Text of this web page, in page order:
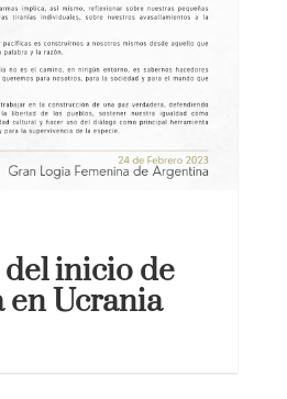
del inicio de
en Ucrania